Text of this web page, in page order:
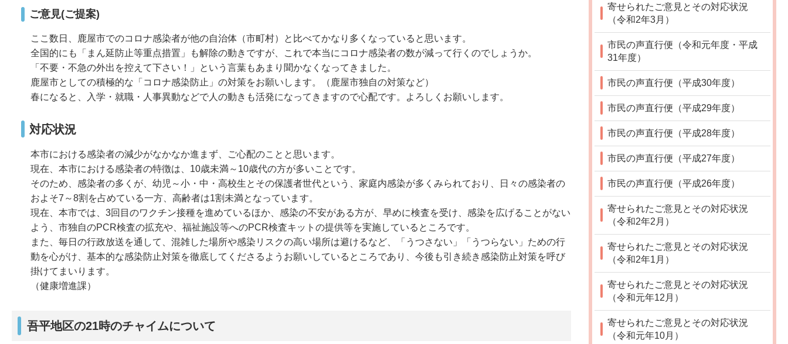
ご意見(ご提案)
ここ数日、鹿屋市でのコロナ感染者が他の自治体（市町村）と比べてかなり多くなっていると思います。
全国的にも「まん延防止等重点措置」も解除の動きですが、これで本当にコロナ感染者の数が減って行くのでしょうか。
「不要・不急の外出を控えて下さい！」という言葉もあまり聞かなくなってきました。
鹿屋市としての積極的な「コロナ感染防止」の対策をお願いします。（鹿屋市独自の対策など）
春になると、入学・就職・人事異動などで人の動きも活発になってきますので心配です。よろしくお願いします。
対応状況
本市における感染者の減少がなかなか進まず、ご心配のことと思います。
現在、本市における感染者の特徴は、10歳未満～10歳代の方が多いことです。
そのため、感染者の多くが、幼児～小・中・高校生とその保護者世代という、家庭内感染が多くみられており、日々の感染者の
およそ7～8割を占めている一方、高齢者は1割未満となっています。
現在、本市では、3回目のワクチン接種を進めているほか、感染の不安がある方が、早めに検査を受け、感染を広げることがない
よう、市独自のPCR検査の拡充や、福祉施設等へのPCR検査キットの提供等を実施しているところです。
また、毎日の行政放送を通して、混雑した場所や感染リスクの高い場所は避けるなど、「うつさない」「うつらない」ための行
動を心がけ、基本的な感染防止対策を徹底してくださるようお願いしているところであり、今後も引き続き感染防止対策を呼び
掛けてまいります。
（健康増進課）
吾平地区の21時のチャイムについて
寄せられたご意見とその対応状況
（令和2年3月）
市民の声直行便（令和元年度・平成
31年度）
市民の声直行便（平成30年度）
市民の声直行便（平成29年度）
市民の声直行便（平成28年度）
市民の声直行便（平成27年度）
市民の声直行便（平成26年度）
寄せられたご意見とその対応状況
（令和2年2月）
寄せられたご意見とその対応状況
（令和2年1月）
寄せられたご意見とその対応状況
（令和元年12月）
寄せられたご意見とその対応状況
（令和元年10月）